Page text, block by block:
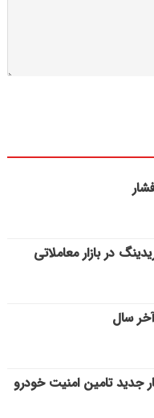
در بازار معاملاتی
سال
تامین امنیت خودرو